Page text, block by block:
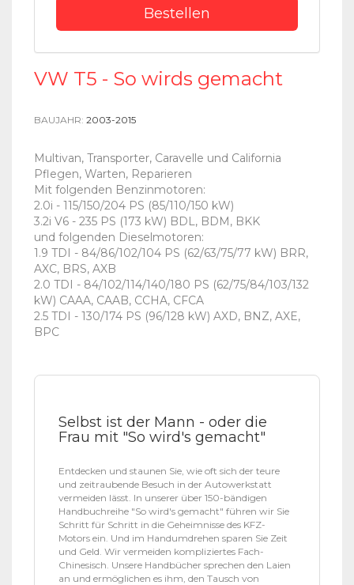
Bestellen
VW T5 - So wirds gemacht
BAUJAHR: 2003-2015
Multivan, Transporter, Caravelle und California
Pflegen, Warten, Reparieren
Mit folgenden Benzinmotoren:
2.0i - 115/150/204 PS (85/110/150 kW)
3.2i V6 - 235 PS (173 kW) BDL, BDM, BKK
und folgenden Dieselmotoren:
1.9 TDI - 84/86/102/104 PS (62/63/75/77 kW) BRR,
AXC, BRS, AXB
2.0 TDI - 84/102/114/140/180 PS (62/75/84/103/132
kW) CAAA, CAAB, CCHA, CFCA
2.5 TDI - 130/174 PS (96/128 kW) AXD, BNZ, AXE,
BPC
Selbst ist der Mann - oder die
Frau mit "So wird's gemacht"
Entdecken und staunen Sie, wie oft sich der teure
und zeitraubende Besuch in der Autowerkstatt
vermeiden lässt. In unserer über 150-bändigen
Handbuchreihe "So wird's gemacht" führen wir Sie
Schritt für Schritt in die Geheimnisse des KFZ-
Motors ein. Und im Handumdrehen sparen Sie Zeit
und Geld. Wir vermeiden kompliziertes Fach-
Chinesisch. Unsere Handbücher sprechen den Laien
an und ermöglichen es ihm, den Tausch von